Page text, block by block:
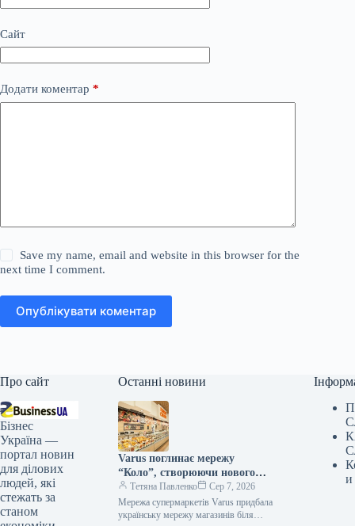
Сайт
Додати коментар *
Save my name, email and website in this browser for the
next time I comment.
Опублікувати коментар
Про сайт
Бізнес
Україна —
портал новин
для ділових
людей, які
стежать за
станом
Останні новини
Varus поглинає мережу
“Коло”, створюючи нового
лідера на ринку
Тетяна Павленко
Сер 7, 2026
Мережа супермаркетів Varus придбала
українську мережу магазинів біля
и